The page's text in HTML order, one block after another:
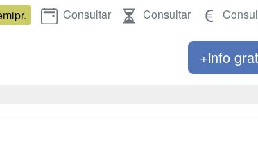
Consultar Consultar
+info